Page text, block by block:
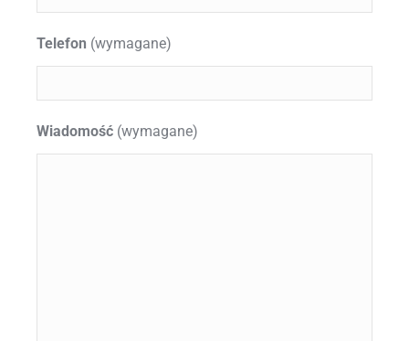
Telefon (wymagane)
Wiadomość (wymagane)